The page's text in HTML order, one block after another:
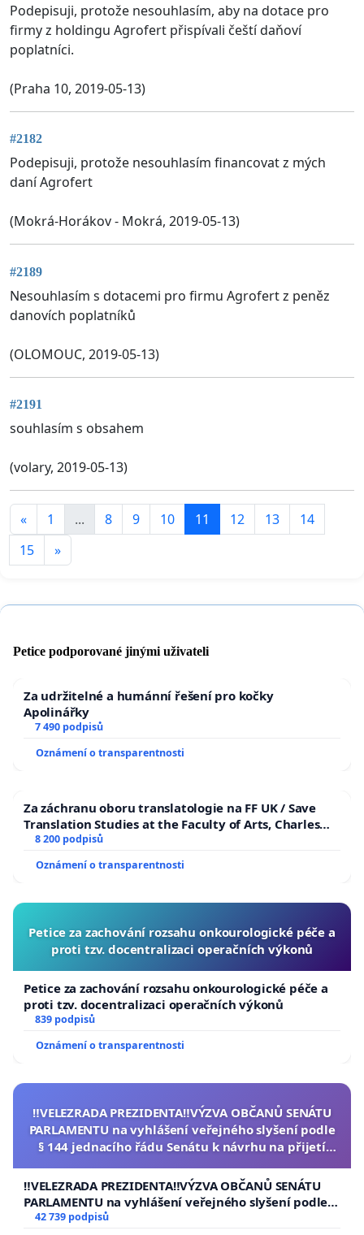
Podepisuji, protože nesouhlasím, aby na dotace pro
firmy z holdingu Agrofert přispívali čeští daňoví
poplatníci.
(Praha 10, 2019-05-13)
#2182
Podepisuji, protože nesouhlasím financovat z mých
daní Agrofert
(Mokrá-Horákov - Mokrá, 2019-05-13)
#2189
Nesouhlasím s dotacemi pro firmu Agrofert z peněz
danovích poplatníků
(OLOMOUC, 2019-05-13)
#2191
souhlasím s obsahem
(volary, 2019-05-13)
« 1 ... 8 9 10 11 12 13
14
15
»
Petice podporované jinými uživateli
Za udržitelné a humánní řešení pro kočky
Apolinářky
7 490 podpisů
Oznámení o transparentnosti
Za záchranu oboru translatologie na FF UK / Save
Translation Studies at the Faculty of Arts, Charles
University
8 200 podpisů
Oznámení o transparentnosti
Petice za zachování rozsahu onkourologické péče a
proti tzv. docentralizaci operačních výkonů
Petice za zachování rozsahu onkourologické péče a
proti tzv. docentralizaci operačních výkonů
839 podpisů
Oznámení o transparentnosti
‼️VELEZRADA PREZIDENTA‼️VÝZVA OBČANŮ SENÁTU
PARLAMENTU na vyhlášení veřejného slyšení podle
§ 144 jednacího řádu Senátu k návrhu na přijetí
republiky
‼️VELEZRADA PREZIDENTA‼️VÝZVA OBČANŮ SENÁTU
PARLAMENTU na vyhlášení veřejného slyšení podle §
144 jednacího řádu Senátu k návrhu na přijetí
42 739 podpisů